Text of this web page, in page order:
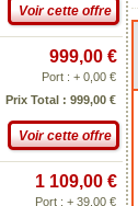
Voir cette offre
999,00 €
Port : + 0,00 €
Prix Total : 999,00 €
Voir cette offre
1 109,00 €
Port : + 39,00 €